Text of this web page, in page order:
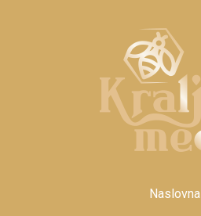
Naslovna